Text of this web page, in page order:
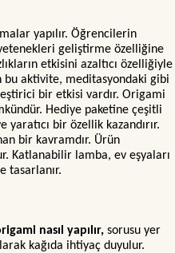
yapılır. Öğrencilerin
yetenekleri geliştirme özelliğine
etkisini azaltıcı özelliğiyle
aktivite, meditasyondaki gibi
bir etkisi vardır. Origami
Hediye paketine çeşitli
bir özellik kazandırır.
bir kavramdır. Ürün
Katlanabilir lamba, ev eşyaları
tasarlanır.
nasıl yapılır, sorusu yer
kağıda ihtiyaç duyulur.